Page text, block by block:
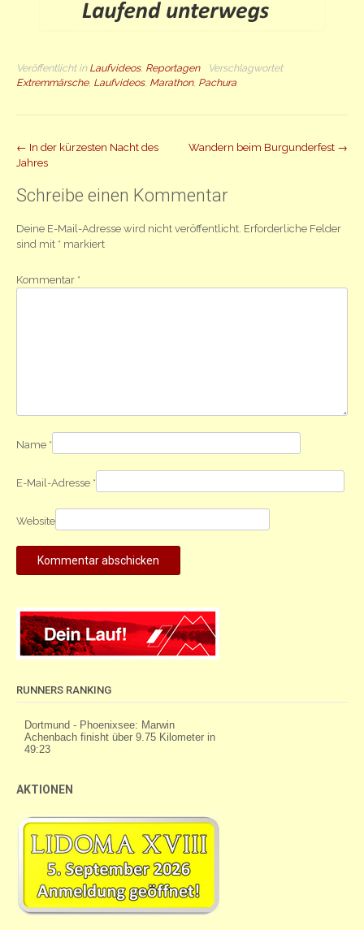
Veröffentlicht in Laufvideos, Reportagen
Verschlagwortet
Extremmärsche, Laufvideos, Marathon, Pachura
Beitrag
← In der kürzesten Nacht des
Jahres
Wandern beim Burgunderfest →
Schreibe einen Kommentar
Deine E-Mail-Adresse wird nicht veröffentlicht. Erforderliche Felder
sind mit * markiert
Kommentar *
Name *
E-Mail-Adresse *
Website
RUNNERS RANKING
AKTIONEN